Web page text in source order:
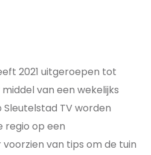
2021 uitgeroepen tot
middel van een wekelijks
TV worden
regio op een
van tips om de tuin